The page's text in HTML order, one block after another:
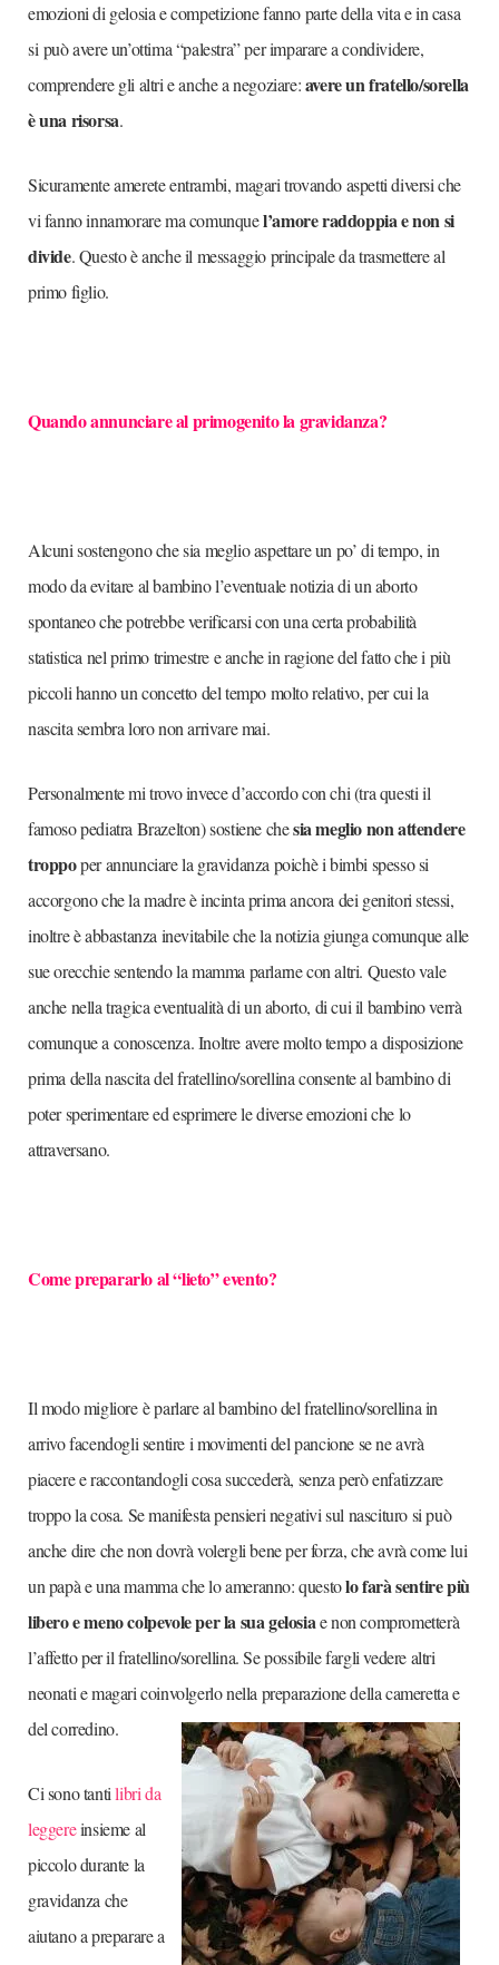
emozioni di gelosia e competizione fanno parte della vita e in casa
si può avere un’ottima “palestra” per imparare a condividere,
comprendere gli altri e anche a negoziare:avere un fratello/sorella
è una risorsa.
Sicuramente amerete entrambi, magari trovando aspetti diversi che
vi fanno innamorare ma comunquel’amore raddoppia e non si
divide. Questo è anche il messaggio principale da trasmettere al
primo figlio.
Quando annunciare al primogenito la gravidanza?
Alcuni sostengono che sia meglio aspettare un po’ di tempo, in
modo da evitare al bambino l’eventuale notizia di un aborto
spontaneo che potrebbe verificarsi con una certa probabilità
statistica nel primo trimestre e anche in ragione del fatto che i più
piccoli hanno un concetto del tempo molto relativo, per cui la
nascita sembra loro non arrivare mai.
Personalmente mi trovo invece d’accordo con chi (tra questi il
famoso pediatra Brazelton) sostiene chesia meglio non attendere
troppoper annunciare la gravidanza poichè i bimbi spesso si
accorgono che la madre è incinta prima ancora dei genitori stessi,
inoltre è abbastanza inevitabile che la notizia giunga comunque alle
sue orecchie sentendo la mamma parlarne con altri. Questo vale
anche nella tragica eventualità di un aborto, di cui il bambino verrà
comunque a conoscenza. Inoltre avere molto tempo a disposizione
prima della nascita del fratellino/sorellina consente al bambino di
poter sperimentare ed esprimere le diverse emozioni che lo
attraversano.
Come prepararlo al “lieto” evento?
Il modo migliore è parlare al bambino del fratellino/sorellina in
arrivo facendogli sentire i movimenti del pancione se ne avrà
piacere e raccontandogli cosa succederà, senza però enfatizzare
troppo la cosa. Se manifesta pensieri negativi sul nascituro si può
anche dire che non dovrà volergli bene per forza, che avrà come lui
un papà e una mamma che lo ameranno: questolo farà sentire più
libero e meno colpevole per la sua gelosiae non comprometterà
l’affetto per il fratellino/sorellina. Se possibile fargli vedere altri
neonati e magari coinvolgerlo nella preparazione della cameretta e
del corredino.
Ci sono tantilibri da
leggereinsieme al
piccolo durante la
gravidanza che
aiutano a preparare a